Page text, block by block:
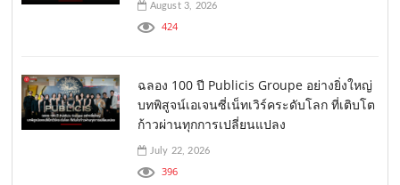
August 3, 2026
424
ฉลอง 100 ปี Publicis Groupe อย่างยิ่งใหญ่
บทพิสูจน์เอเจนซี่เน็ทเวิร์คระดับโลก ที่เติบโต
ก้าวผ่านทุกการเปลี่ยนแปลง
July 22, 2026
396